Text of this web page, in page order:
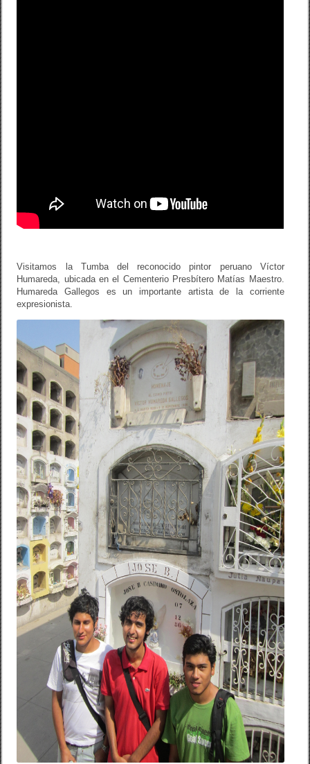
Visitamos la Tumba del reconocido pintor peruano Víctor
Humareda, ubicada en el Cementerio Presbítero Matías Maestro.
Humareda Gallegos es un importante artista de la corriente
expresionista.